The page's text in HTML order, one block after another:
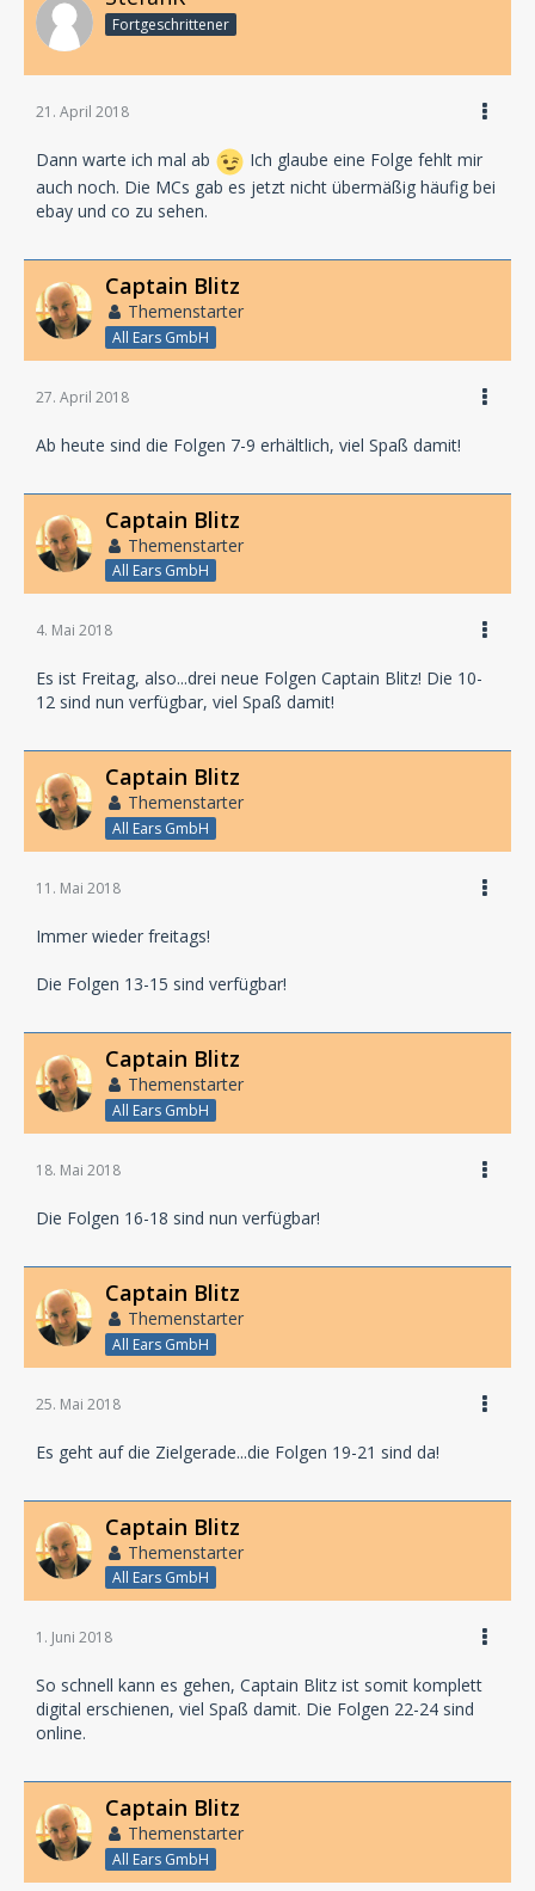
Fortgeschrittener
21. April 2018
Dann warte ich mal ab
Ich glaube eine Folge fehlt mir
auch noch. Die MCs gab es jetzt nicht übermäßig häufig bei
ebay und co zu sehen.
Captain Blitz
Themenstarter
All Ears GmbH
27. April 2018
Ab heute sind die Folgen 7-9 erhältlich, viel Spaß damit!
Captain Blitz
Themenstarter
All Ears GmbH
4. Mai 2018
Es ist Freitag, also...drei neue Folgen Captain Blitz! Die 10-
12 sind nun verfügbar, viel Spaß damit!
Captain Blitz
Themenstarter
All Ears GmbH
11. Mai 2018
Immer wieder freitags!
Die Folgen 13-15 sind verfügbar!
Captain Blitz
Themenstarter
All Ears GmbH
18. Mai 2018
Die Folgen 16-18 sind nun verfügbar!
Captain Blitz
Themenstarter
All Ears GmbH
25. Mai 2018
Es geht auf die Zielgerade...die Folgen 19-21 sind da!
Captain Blitz
Themenstarter
All Ears GmbH
1. Juni 2018
So schnell kann es gehen, Captain Blitz ist somit komplett
digital erschienen, viel Spaß damit. Die Folgen 22-24 sind
online.
Captain Blitz
Themenstarter
All Ears GmbH